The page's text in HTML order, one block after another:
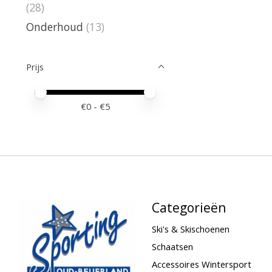
(28)
Onderhoud (13)
Prijs
Minimale prijswaarde
Price maximum value
€0 - €5
Categorieën
Ski's & Skischoenen
Schaatsen
Accessoires Wintersport